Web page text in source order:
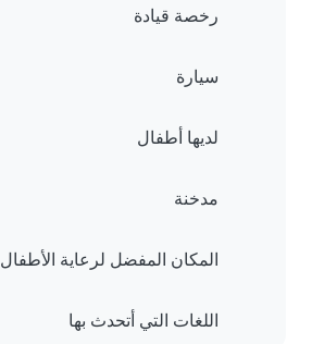
رخصة قيادة
سيارة
لديها أطفال
مدخنة
المكان المفضل لرعاية الأطفال
اللغات التي أتحدث بها